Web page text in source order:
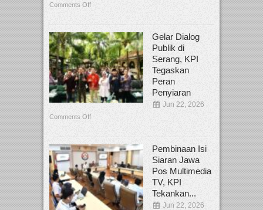
Comments Off
Gelar Dialog
Publik di
Serang, KPI
Tegaskan
Peran
Penyiaran
Jun 22, 2026
Comments Off
Pembinaan Isi
Siaran Jawa
Pos Multimedia
TV, KPI
Tekankan...
Jun 22, 2026